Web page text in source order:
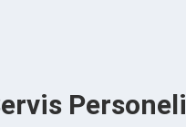
Personeli